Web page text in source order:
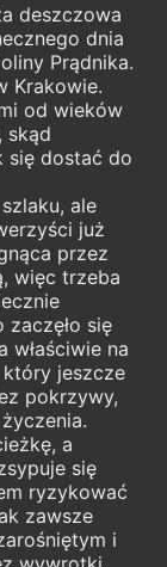
deszczowa
dnia
Prądnika.
Krakowie.
od wieków
skąd
się dostać do
ale
już
przez
więc trzeba
się
właściwie na
jeszcze
pokrzywy,
a
się
ryzykować
zawsze
i